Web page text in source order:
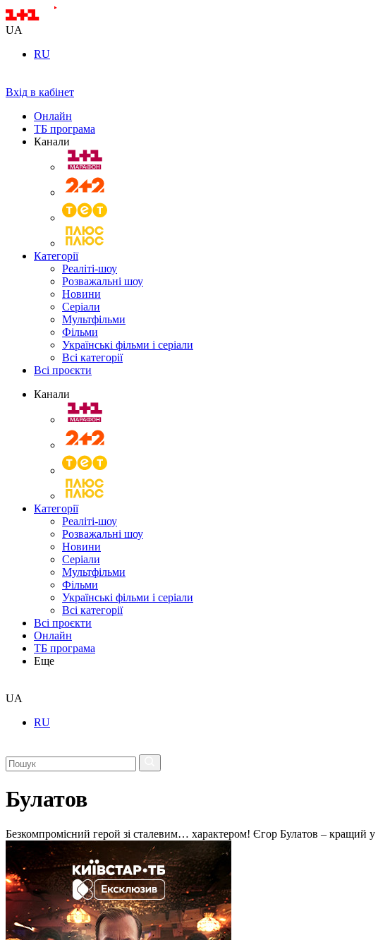
UA
RU
Вхід в кабінет
Онлайн
ТБ програма
Канали
Категорії
Реаліті-шоу
Розважальні шоу
Новини
Серіали
Мультфільми
Фільми
Українські фільми і серіали
Всі категорії
Всі проєкти
Канали
Категорії
Реаліті-шоу
Розважальні шоу
Новини
Серіали
Мультфільми
Фільми
Українські фільми і серіали
Всі категорії
Всі проєкти
Онлайн
ТБ програма
Еще
UA
RU
Булатов
Безкомпромісний герой зі сталевим… характером! Єгор Булатов – кращий